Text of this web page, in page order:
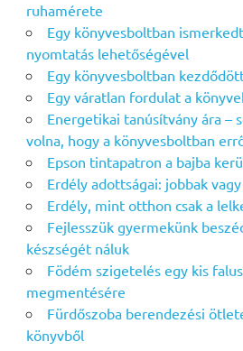
ruhamérete
Egy könyvesboltban
nyomtatás lehetőségével
Egy könyvesboltban
Egy váratlan fordulat a
Energetikai tanúsítvány ára –
volna, hogy a könyvesboltban
Epson tintapatron a bajba
Erdély adottságai: jobbak
Erdély, mint otthon csak a
Fejlesszük gyermekünk
készségét náluk
Födém szigetelés egy kis
megmentésére
Fürdőszoba berendezési
könyvből